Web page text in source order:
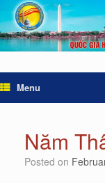
Menu
Năm
Posted on